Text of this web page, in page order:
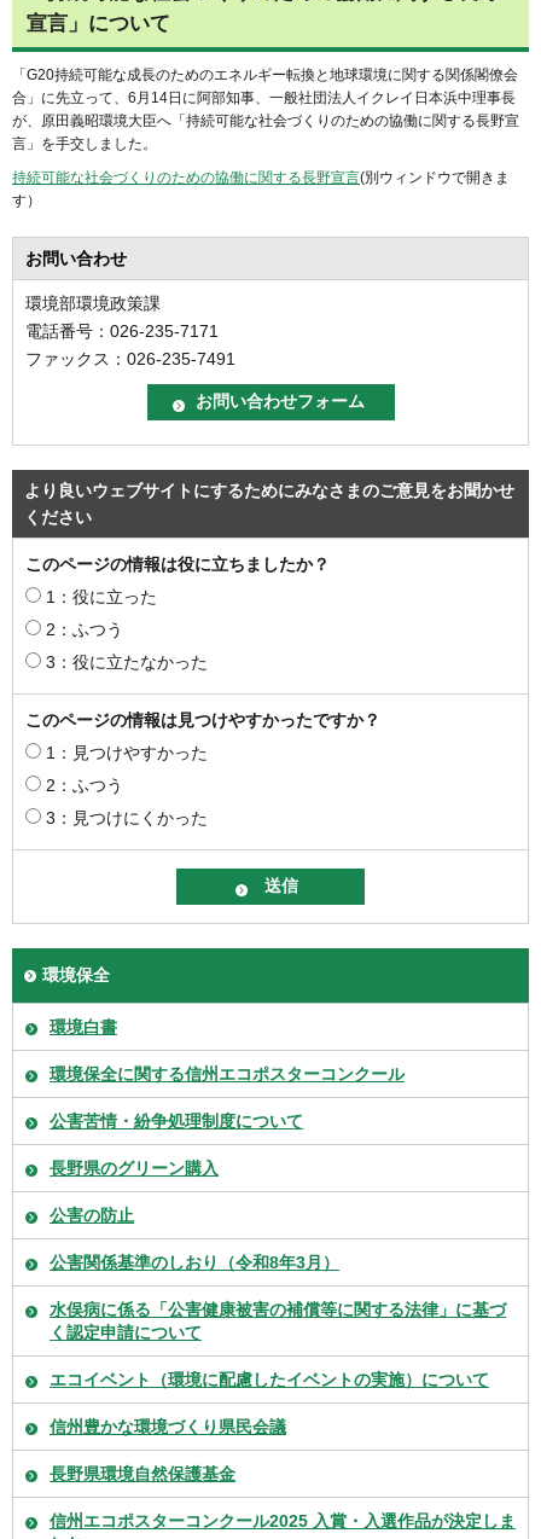
宣⾔」について
「G20持続可能な成長のためのエネルギー転換と地球環境に関する関係閣僚会
合」に先立って、6月14日に阿部知事、一般社団法人イクレイ日本浜中理事長
が、原田義昭環境大臣へ「持続可能な社会づくりのための協働に関する長野宣
言」を手交しました。
持続可能な社会づくりのための協働に関する長野宣言(別ウィンドウで開きま
す）
お問い合わせ
環境部環境政策課
電話番号：026-235-7171
ファックス：026-235-7491
より良いウェブサイトにするためにみなさまのご意見をお聞かせ
ください
このページの情報は役に立ちましたか？
1：役に立った
2：ふつう
3：役に立たなかった
このページの情報は見つけやすかったですか？
1：見つけやすかった
2：ふつう
3：見つけにくかった
環境保全
環境白書
環境保全に関する信州エコポスターコンクール
公害苦情・紛争処理制度について
長野県のグリーン購入
公害の防止
公害関係基準のしおり（令和8年3月）
水俣病に係る「公害健康被害の補償等に関する法律」に基づ
く認定申請について
エコイベント（環境に配慮したイベントの実施）について
信州豊かな環境づくり県民会議
長野県環境自然保護基金
信州エコポスターコンクール2025 入賞・入選作品が決定しま